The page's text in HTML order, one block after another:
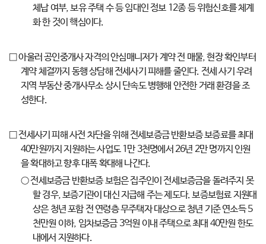
체납 여부, 보유 주택 수 등 임대인 정보 12종 등 위험신호를 체계
화 한 것이 핵심이다.
□ 아울러 공인중개사 자격의 안심매니저가 계약 전 매물, 현장 확인부터
계약 체결까지 동행 상담해 전세사기 피해를 줄인다. 전세 사기 우려
지역 부동산 중개사무소 상시 단속도 병행해 안전한 거래 환경을 조
성한다.
□ 전세사기 피해 사전 차단을 위해 전세보증금 반환보증 보증료를 최대
40만원까지 지원하는 사업도 1만 3천명에서 26년 2만 명까지 인원
을 확대하고 향후 대폭 확대해 나간다.
○ 전세보증금 반환보증 보험은 집주인이 전세보증금을 돌려주지 못
할 경우, 보증기관이 대신 지급해 주는 제도다. 보증보험료 지원대
상은 청년 포함 전 연령층 무주택자 대상으로 청년 기준 연소득 5
천만원 이하, 임차보증금 3억원 이내 주택으로 최대 40만원 한도
내에서 지원하다.